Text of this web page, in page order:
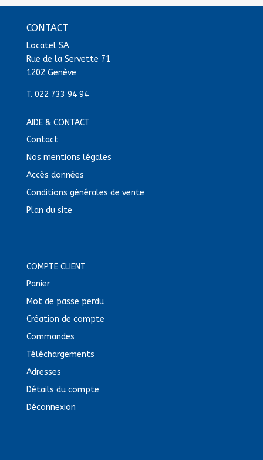
CONTACT
Locatel SA
Rue de la Servette 71
1202 Genève
T. 022 733 94 94
AIDE & CONTACT
Contact
Nos mentions légales
Accès données
Conditions générales de vente
Plan du site
COMPTE CLIENT
Panier
Mot de passe perdu
Création de compte
Commandes
Téléchargements
Adresses
Détails du compte
Déconnexion